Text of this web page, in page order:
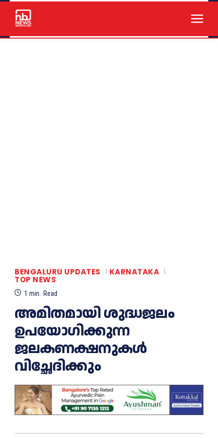
BENGALURU UPDATES KARNATAKA
TOP NEWS
1 min. Read
അമിതമായി ശുദ്ധജലം
ഉപയോഗിക്കുന്ന
ജലകണക്ഷനുകൾ
വിച്ഛേദിക്കും